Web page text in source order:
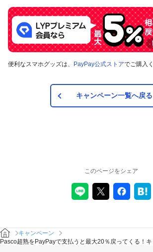
便利なスマホグッズは、 PayPay公式ストアでご購入
キャンペーン一覧へ戻る
このページをシェア
キャンペーン
Pasco超熟をPayPayで支払うと最大20％戻ってくる！